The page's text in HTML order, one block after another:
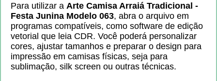
Para utilizar a Arte Camisa Arraiá Tradicional -
Festa Junina Modelo 063, abra o arquivo em
programas compatíveis, como software de edição
vetorial que leia CDR. Você poderá personalizar
cores, ajustar tamanhos e preparar o design para
impressão em camisas físicas, seja para
sublimação, silk screen ou outras técnicas.